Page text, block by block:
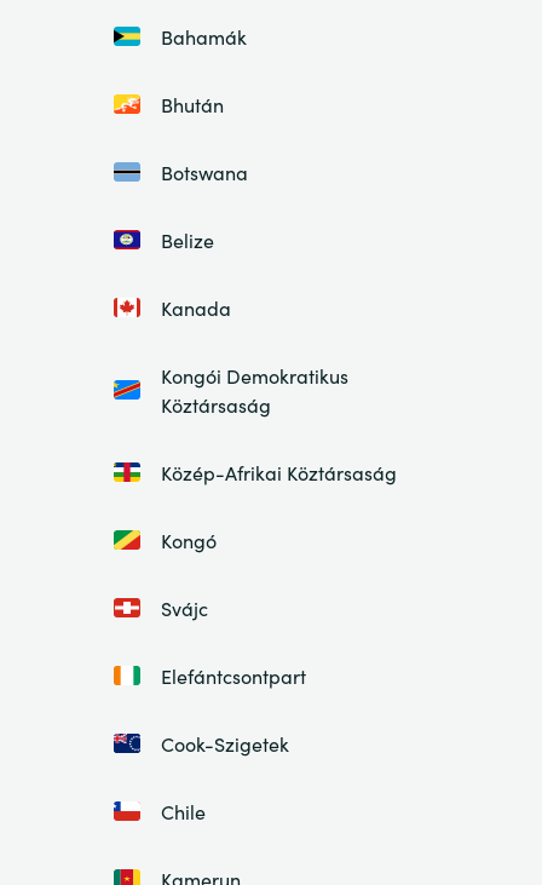
Bahamák
Bhután
Botswana
Belize
Kanada
Kongói Demokratikus
Köztársaság
Közép-Afrikai Köztársaság
Kongó
Svájc
Elefántcsontpart
Cook-Szigetek
Chile
Kamerun